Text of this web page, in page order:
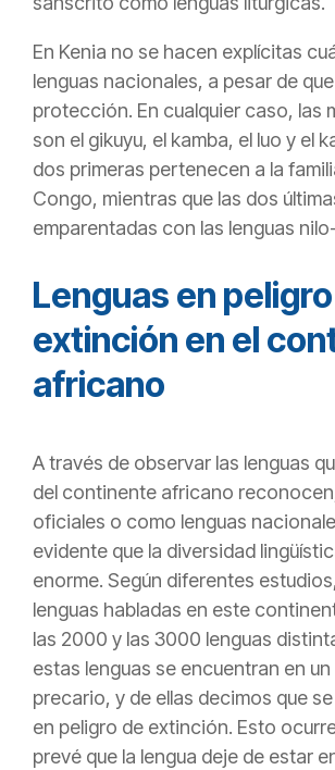
En Kenia no se hacen explícitas
lenguas nacionales, a pesar de
protección. En cualquier caso, las
son el gikuyu, el kamba, el luo y el
dos primeras pertenecen a la
Congo, mientras que las dos
emparentadas con las lenguas
Lenguas en
extinción en el
africano
A través de observar las lenguas
del continente africano
oficiales o como lenguas
evidente que la diversidad
enorme. Según diferentes
lenguas habladas en este
las 2000 y las 3000 lenguas
estas lenguas se encuentran en
precario, y de ellas decimos que
en peligro de extinción. Esto
prevé que la lengua deje de estar